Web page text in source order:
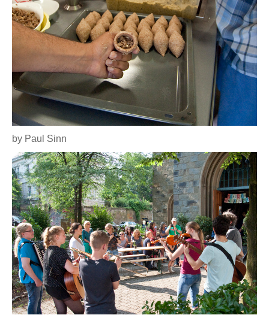
by Paul Sinn